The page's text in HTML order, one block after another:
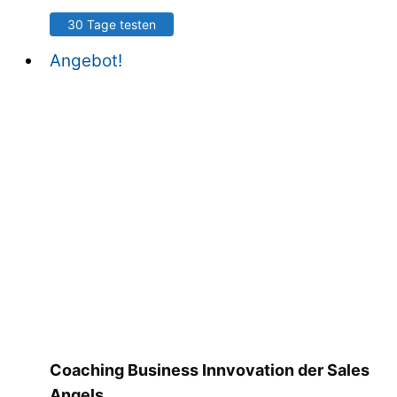
30 Tage testen
Angebot!
Coaching Business Innvovation der Sales